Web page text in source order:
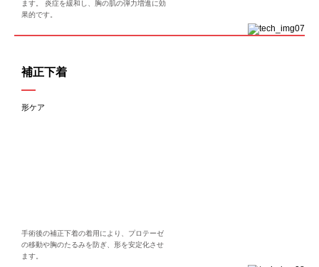
ます。 炎症を緩和し、胸の肌の弾力増進に効
果的です。
補正下着
形ケア
手術後の補正下着の着用により、プロテーゼ
の移動や胸のたるみを防ぎ、形を安定化させ
ます。